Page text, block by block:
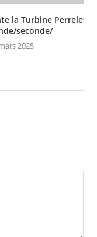
la Turbine Perrelet
seconde/
2025